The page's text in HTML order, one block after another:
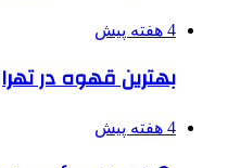
4 هفته پیش
بهترین قهوه در
4 هفته پیش